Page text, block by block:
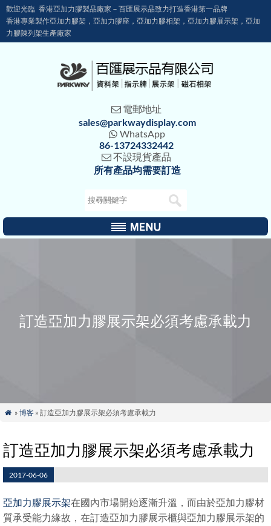
歡迎光臨 香港亞加力膠製品廠家－百匯展示品致力打造香港第一品牌
香港專業製作亞加力膠架，亞加力膠座，亞加力膠相架，亞加力膠展示架，亞加
力膠陳列架生產廠家
 電郵地址
sales@parkwaydisplay.com
 WhatsApp
86-13724332442
不設現貨產品
所有產品均需要訂造
訂造亞加力膠展示架必須考慮承載力
 » 博客» 訂造亞加力膠展示架必須考慮承載力
訂造亞加力膠展示架必須考慮承載力
2017-06-06
亞加力膠展示架在國內市場開始逐漸升溫，而由於亞加力膠材
質承受能力緣故，在訂造亞加力膠展示櫃與亞加力膠展示架的